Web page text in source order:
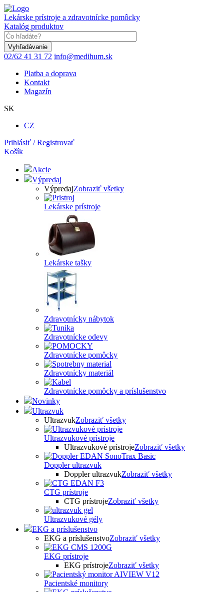
Skočiť
na
hlavný
obsah
Lekárske prístroje a zdravotnícke pomôcky
Katalóg produktov
02/62 41 31 72 info@medihum.sk
Platba a doprava
Kontakt
Magazín
SK
CZ
Prihlásiť / Registrovať
Košík
Akcie
Výpredaj
VýpredajZobraziť všetky
Lekárske prístroje
Lekárske tašky
Zdravotnícky nábytok
Zdravotnícke odevy
Zdravotnícke pomôcky
Zdravotnícky materiál
Zdravotnícke pomôcky a príslušenstvo
Novinky
Ultrazvuk
UltrazvukZobraziť všetky
Ultrazvukové prístroje
Ultrazvukové prístrojeZobraziť všetky
Doppler ultrazvuk
Doppler ultrazvukZobraziť všetky
CTG prístroje
CTG prístrojeZobraziť všetky
Ultrazvukové gély
EKG a príslušenstvo
EKG a príslušenstvoZobraziť všetky
EKG prístroje
EKG prístrojeZobraziť všetky
Pacientské monitory